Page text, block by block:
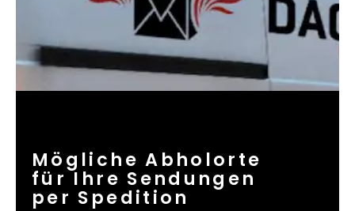
Mögliche Abholorte
für Ihre Sendungen
per Spedition